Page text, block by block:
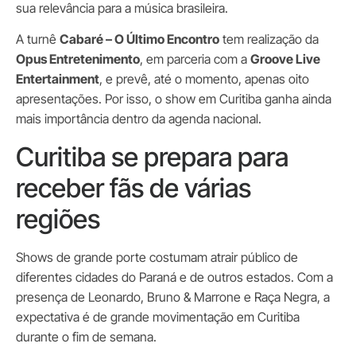
sua relevância para a música brasileira.
A turnê Cabaré – O Último Encontro tem realização da
Opus Entretenimento, em parceria com a Groove Live
Entertainment, e prevê, até o momento, apenas oito
apresentações. Por isso, o show em Curitiba ganha ainda
mais importância dentro da agenda nacional.
Curitiba se prepara para
receber fãs de várias
regiões
Shows de grande porte costumam atrair público de
diferentes cidades do Paraná e de outros estados. Com a
presença de Leonardo, Bruno & Marrone e Raça Negra, a
expectativa é de grande movimentação em Curitiba
durante o fim de semana.